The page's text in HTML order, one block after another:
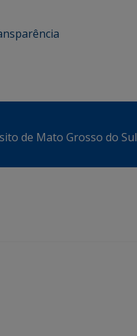
de Mato Grosso do Sul